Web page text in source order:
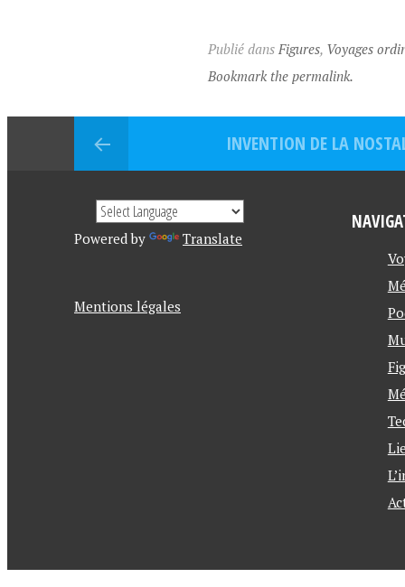
Publié dans Figures, Voyages
Bookmark the permalink.
INVENTION DE LA
Powered by Translate
Mentions légales